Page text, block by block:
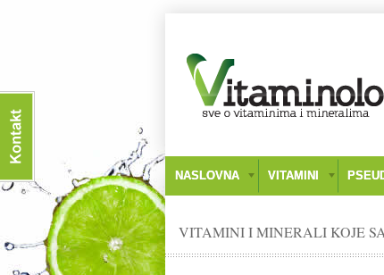
NASLOVNA VITAMINI
VITAMINI I MINERALI KOJE